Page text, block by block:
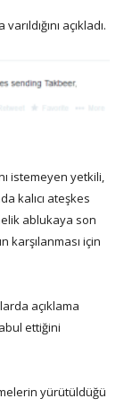
açıkladı.
istemeyen yetkili,
kalıcı ateşkes
ablukaya son
karşılanması için
açıklama
ettiğini
yürütüldüğü